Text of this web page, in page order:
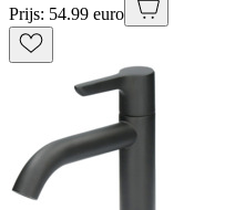
Prijs: 54.99 euro